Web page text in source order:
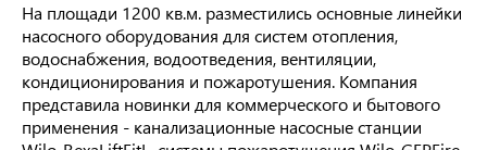
На площади 1200 кв.м. разместились основные линейки
насосного оборудования для систем отопления,
водоснабжения, водоотведения, вентиляции,
кондиционирования и пожаротушения. Компания
представила новинки для коммерческого и бытового
применения - канализационные насосные станции